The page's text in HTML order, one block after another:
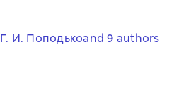
Г. И. Поподькоand 9 authors